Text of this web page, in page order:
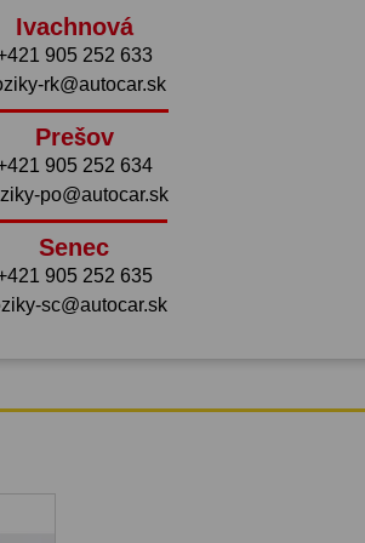
Ivachnová
905 252 633
rk@autocar.sk
Prešov
905 252 634
po@autocar.sk
Senec
905 252 635
sc@autocar.sk